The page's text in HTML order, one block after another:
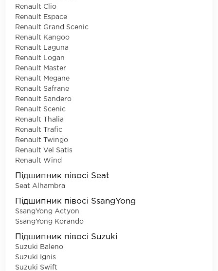
Renault Clio
Renault Espace
Renault Grand Scenic
Renault Kangoo
Renault Laguna
Renault Logan
Renault Master
Renault Megane
Renault Safrane
Renault Sandero
Renault Scenic
Renault Thalia
Renault Trafic
Renault Twingo
Renault Vel Satis
Renault Wind
Підшипник півосі Seat
Seat Alhambra
Підшипник півосі SsangYong
SsangYong Actyon
SsangYong Korando
Підшипник півосі Suzuki
Suzuki Baleno
Suzuki Ignis
Suzuki Swift